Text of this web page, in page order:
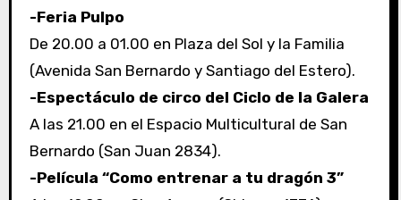
-Feria Pulpo
De 20.00 a 01.00 en Plaza del Sol y la Familia
(Avenida San Bernardo y Santiago del Estero).
-Espectáculo de circo del Ciclo de la Galera
A las 21.00 en el Espacio Multicultural de San
Bernardo (San Juan 2834).
-Película “Como entrenar a tu dragón 3”